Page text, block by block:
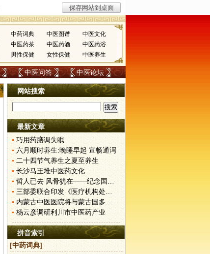
中药词典 中医图谱
中医文化
中医药茶 中医药酒
中医药浴
男性保健 女性保健 中医养生
中医问答 中医论坛
网站搜索
最新文章
巧用药膳调失眠
六月顺时养生:晚睡早起 宣畅通泻
二十四节气养生之夏至养生
长沙马王堆中医药文化
哲人已去 风骨犹在——纪念国医大师周信有先生
三部委联合印发《医疗机构处方审核规范》
内蒙古中医医院将与蒙古国多家机构合作
杨云彦调研利川市中医药产业
拼音索引
[中药词典]